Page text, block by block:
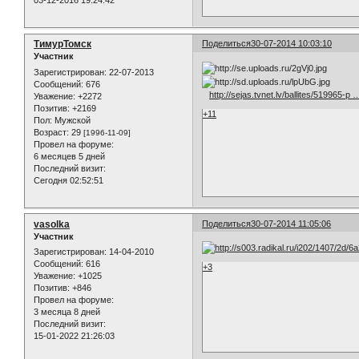
Поделиться30-07-2014 10:03:10
ТимурТомск
Участник
Зарегистрирован: 22-07-2013
Сообщений: 676
Уважение: +2272
Позитив: +2169
Пол: Мужской
Возраст: 29 [1996-11-09]
Провел на форуме:
6 месяцев 5 дней
Последний визит:
Сегодня 02:52:51
http://sejas.tvnet.lv/ballites/519965-p
+11
Поделиться30-07-2014 11:05:06
vasolka
Участник
Зарегистрирован: 14-04-2010
Сообщений: 616
Уважение: +1025
Позитив: +846
Провел на форуме:
3 месяца 8 дней
Последний визит:
15-01-2022 21:26:03
+3